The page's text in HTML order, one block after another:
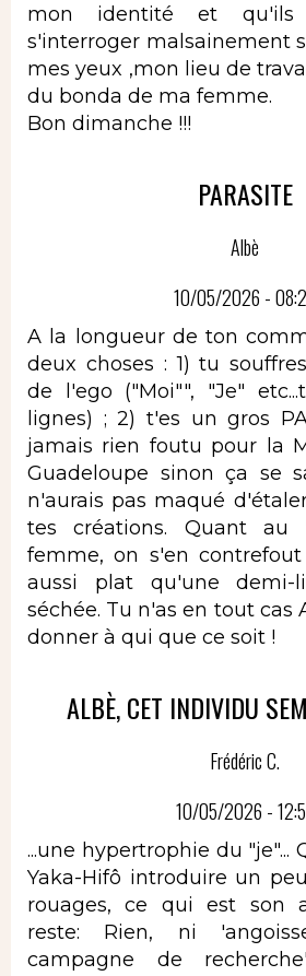
mon identité et qu'ils
s'interroger malsainement
mes yeux ,mon lieu de
du bonda de ma femme.
Bon dimanche !!!
PARASITE
Albè
10/05/2026 -
A la longueur de ton
deux choses : 1) tu
de l'ego ("Moi"", "Je"
lignes) ; 2) t'es un gros
jamais rien foutu pour la
Guadeloupe sinon ça se
n'aurais pas maqué
tes créations. Quant au
femme, on s'en
aussi plat qu'une demi-
séchée. Tu n'as en tout cas
donner à qui que ce soit !
ALBÈ, CET INDIVIDU
Frédéric C.
10/05/2026 -
...une hypertrophie du "je"...
Yaka-Hifô introduire un
rouages, ce qui est son
reste: Rien, ni
campagne de